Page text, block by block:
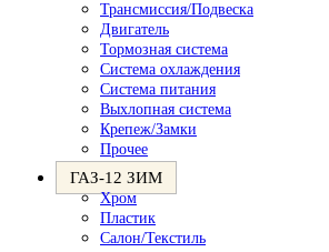
Трансмиссия/Подвеска
Двигатель
Тормозная система
Система охлаждения
Система питания
Выхлопная система
Крепеж/Замки
Прочее
ГАЗ-12 ЗИМ
Хром
Пластик
Салон/Текстиль